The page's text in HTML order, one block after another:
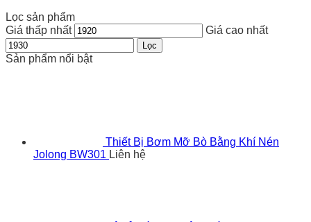
Lọc sản phẩm
Giá thấp nhất
Giá cao nhất
Lọc
Sản phẩm nổi bật
Thiết Bị Bơm Mỡ Bò Bằng Khí Nén
Jolong BW301 Liên hệ